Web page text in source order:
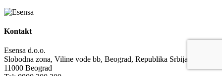
Kontakt
Esensa d.o.o.
Slobodna zona, Viline vode bb, Beograd, Republika Srbija
11000 Beograd